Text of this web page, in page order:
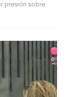
presión sobre